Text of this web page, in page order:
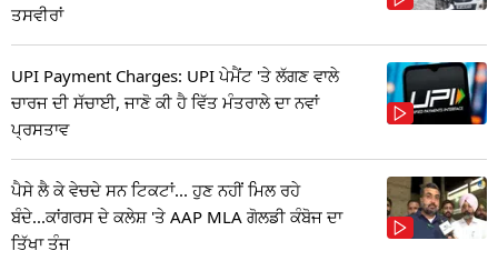
ਤਸਵੀਰਾਂ
UPI Payment Charges: UPI ਪੇਮੈਂਟ 'ਤੇ ਲੱਗਣ ਵਾਲੇ
ਚਾਰਜ ਦੀ ਸੱਚਾਈ, ਜਾਣੋ ਕੀ ਹੈ ਵਿੱਤ ਮੰਤਰਾਲੇ ਦਾ ਨਵਾਂ
ਪ੍ਰਸਤਾਵ
ਪੈਸੇ ਲੈ ਕੇ ਵੇਚਦੇ ਸਨ ਟਿਕਟਾਂ... ਹੁਣ ਨਹੀਂ ਮਿਲ ਰਹੇ
ਬੰਦੇ...ਕਾਂਗਰਸ ਦੇ ਕਲੇਸ਼ 'ਤੇ AAP MLA ਗੋਲਡੀ ਕੰਬੋਜ ਦਾ
ਤਿੱਖਾ ਤੰਜ